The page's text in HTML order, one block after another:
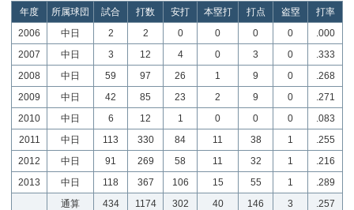
年度 所属球団 試合 打数 安打 本塁打 打点 盗塁
打率
2006
中日 2 2 0 0 0 0
.000
2007
中日 3 12 4 0 3 0
.333
2008
中日 59 97 26 1 9 0
.268
2009
中日 42 85 23 2 9 0
.271
2010
中日 6 12 1 0 0 0
.083
2011
中日 113 330 84 11 38 1
.255
2012
中日 91 269 58 11 32 1
.216
2013
中日 118 367 106 15 55 1
.289
通算
434 1174 302 40 146 3 .257